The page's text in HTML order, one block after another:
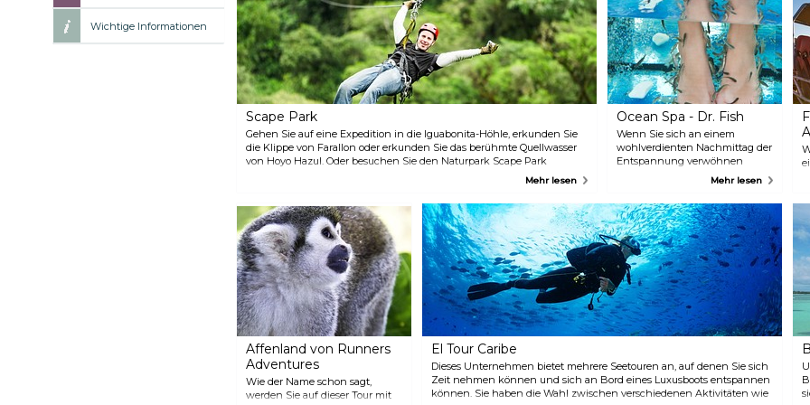
Wichtige Informationen
Scape Park
Gehen Sie auf eine Expedition in die Iguabonita-Höhle, erkunden Sie
die Klippe von Farallon oder erkunden Sie das berühmte Quellwasser
von Hoyo Hazul. Oder besuchen Sie den Naturpark Scape Park
Abenteuerliche Aktivitäten für alle. Neben der Begegnung mit
genießen und sich am weißen Sandstrand von Juanillo entspannen.
Viele Optionen und verschiedene Touren stehen zur Verfügung,
ebenso die kostenlose Beförderung von den meisten Hotels in Punta
Cana und einigen Restaurants.
Mehr lesen
Ocean Spa - Dr. Fish
Wenn Sie sich an einem
wohlverdienten Nachmittag der
Entspannung verwöhnen
möchten, probieren Sie das
eines Bootes gebracht, auf dem
Sie den ganzen Nachmittag
verbringen können. Dort
können Sie an Biopilates-
Kursen, einer personalisierten
Massage und einer
Fischpediküre teilnehmen.
Frische Getränke und Snacks
werden ebenfalls angeboten.
Mehr lesen
Affenland von Runners
Adventures
Wie der Name schon sagt,
werden Sie auf dieser Tour mit
El Tour Caribe
Dieses Unternehmen bietet mehrere Seetouren an, auf denen Sie sich
Zeit nehmen können und sich an Bord eines Luxusboots entspannen
können. Sie haben die Wahl zwischen verschiedenen Aktivitäten wie